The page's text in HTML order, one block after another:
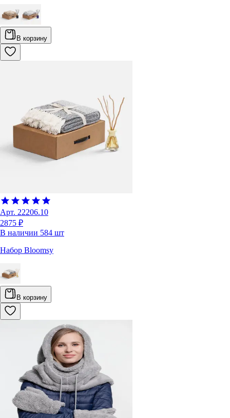
В корзину
Арт. 22206.10
2875 ₽
В наличии 584 шт
Набор Bloomsy
В корзину